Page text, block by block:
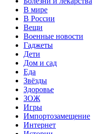
В мире
В России
Вещи
Военные новости
Гаджеты
Дети
Дом и сад
Еда
Звёзды
Здоровье
ЗОЖ
Игры
Импортозамещение
Интернет